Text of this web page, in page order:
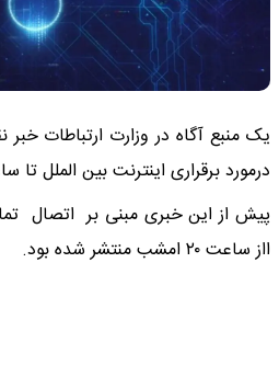
یک منبع آگاه در وزارت ارتباطات خبر
درمورد برقراری اینترنت بین الملل تا ساعت ۲۰ امشب را
پیش از این خبری مبنی بر اتصال
ااز ساعت ۲٠ امشب منتشر شده بود.